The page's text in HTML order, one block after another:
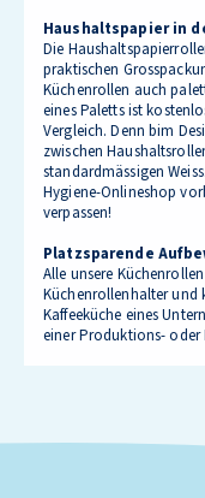
Haushaltspapier in
Die
praktischen
Küchenrollen auch
eines Paletts ist
Vergleich. Denn bim
zwischen
standardmässigen
Hygiene-Onlineshop
verpassen!
Platzsparende
Alle unsere
Küchenrollenhalter und
Kaffeeküche eines
einer Produktions- oder